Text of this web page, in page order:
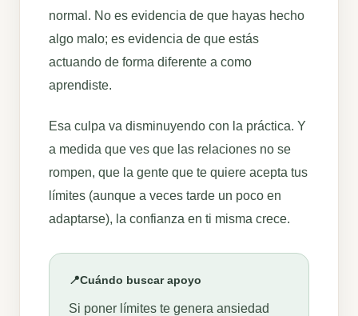
normal. No es evidencia de que hayas hecho
algo malo; es evidencia de que estás
actuando de forma diferente a como
aprendiste.
Esa culpa va disminuyendo con la práctica. Y
a medida que ves que las relaciones no se
rompen, que la gente que te quiere acepta tus
límites (aunque a veces tarde un poco en
adaptarse), la confianza en ti misma crece.
📍Cuándo buscar apoyo
Si poner límites te genera ansiedad